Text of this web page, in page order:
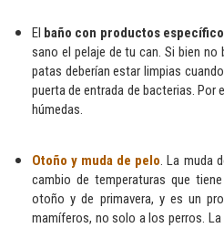
El baño con productos
sano el pelaje de tu can. Si bien
patas deberían estar limpias
puerta de entrada de bacterias.
húmedas.
Otoño y muda de pelo. La muda
cambio de temperaturas que
otoño y de primavera, y es un
mamíferos, no solo a los perros.